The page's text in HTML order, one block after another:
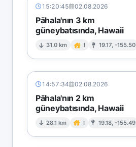
15:20:45 02.08.2026
Pāhala'nın 3 km
güneybatısında, Hawaii
31.0 km I 19.17, -155.50
14:57:34 02.08.2026
Pāhala'nın 2 km
güneybatısında, Hawaii
28.1 km I 19.18, -155.49